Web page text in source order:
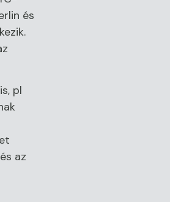
és
pl
az